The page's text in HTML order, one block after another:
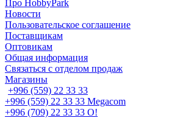
Про HobbyPark
Новости
Пользовательское соглашение
Поставщикам
Оптовикам
Общая информация
Связаться с отделом продаж
Магазины
+996 (559) 22 33 33
+996 (559) 22 33 33 Megacom
+996 (709) 22 33 33 O!